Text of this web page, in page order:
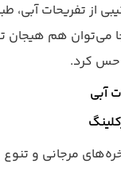
از تفریحات آبی،
می‌توان هم هیجان
حس کرد.
آبی
مرجانی و